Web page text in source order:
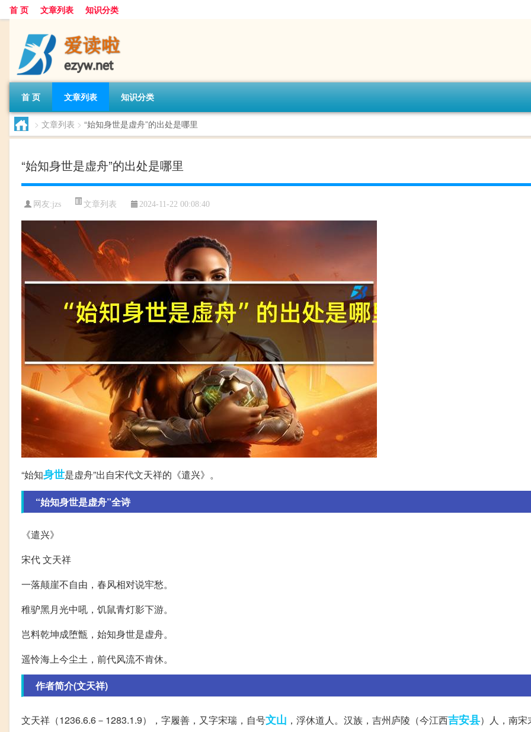
首 页 文章列表 知识分类
首 页 文章列表 知识分类
> 文章列表 > “始知身世是虚舟”的出处是哪里
“始知身世是虚舟”的出处是哪里
网友:jzs 文章列表 2024-11-22 00:08:40
“始知身世是虚舟”出自宋代文天祥的《遣兴》。
“始知身世是虚舟”全诗
《遣兴》
宋代 文天祥
一落颠崖不自由，春风相对说牢愁。
稚驴黑月光中吼，饥鼠青灯影下游。
岂料乾坤成堕甑，始知身世是虚舟。
遥怜海上今尘土，前代风流不肯休。
作者简介(文天祥)
文天祥（1236.6.6－1283.1.9），字履善，又字宋瑞，自号文山 ，浮休道人。汉族，吉州庐陵（今江西吉安县）人，南